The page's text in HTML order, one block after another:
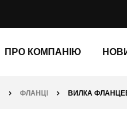
ПРО КОМПАНІЮ
ФЛАНЦІ ВИЛКА